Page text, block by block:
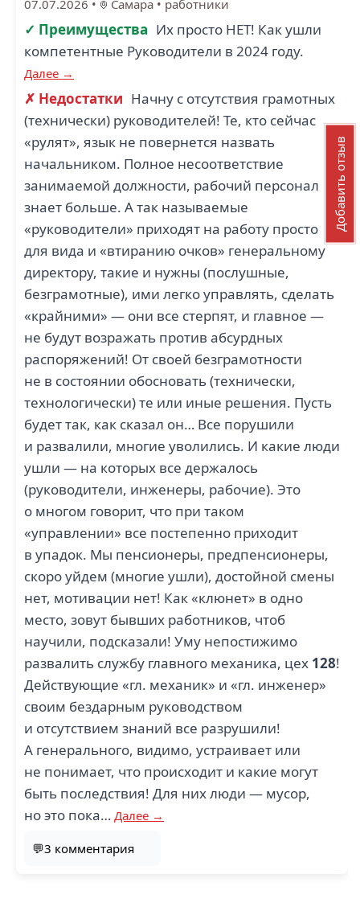
07.07.2026 • Самара • работники
✓ Преимущества Их просто НЕТ! Как ушли
компетентные Руководители в 2024 году.
Далее →
✗ Недостатки Начну с отсутствия грамотных
(технически) руководителей! Те, кто сейчас
«рулят», язык не повернется назвать
начальником. Полное несоответствие
занимаемой должности, рабочий персонал
знает больше. А так называемые
«руководители» приходят на работу просто
для вида и «втиранию очков» генеральному
директору, такие и нужны (послушные,
безграмотные), ими легко управлять, сделать
«крайними» — они все стерпят, и главное —
не будут возражать против абсурдных
распоряжений! От своей безграмотности
не в состоянии обосновать (технически,
технологически) те или иные решения. Пусть
будет так, как сказал он… Все порушили
и развалили, многие уволились. И какие люди
ушли — на которых все держалось
(руководители, инженеры, рабочие). Это
о многом говорит, что при таком
«управлении» все постепенно приходит
в упадок. Мы пенсионеры, предпенсионеры,
скоро уйдем (многие ушли), достойной смены
нет, мотивации нет! Как «клюнет» в одно
место, зовут бывших работников, чтоб
научили, подсказали! Уму непостижимо
развалить службу главного механика, цех 128!
Действующие «гл. механик» и «гл. инженер»
своим бездарным руководством
и отсутствием знаний все разрушили!
А генерального, видимо, устраивает или
не понимает, что происходит и какие могут
быть последствия! Для них люди — мусор,
но это пока… Далее →
💬3 комментария
Добавить отзыв